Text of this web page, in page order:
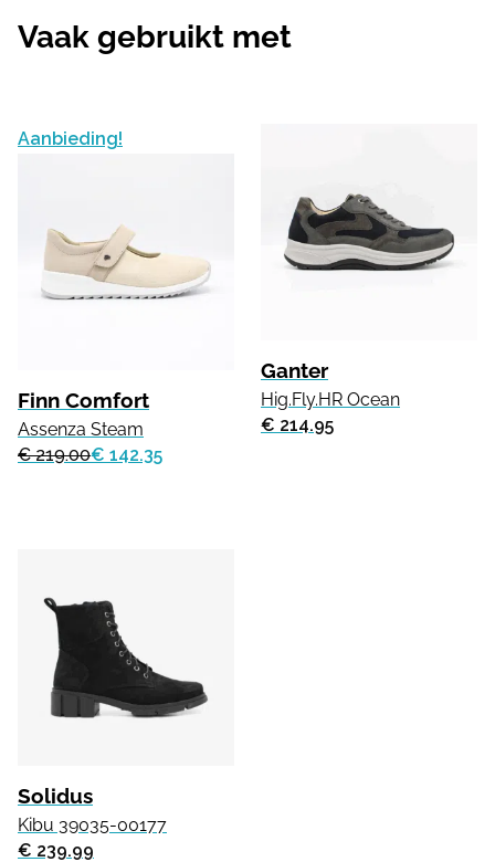
Vaak gebruikt met
Aanbieding!
Finn Comfort
Assenza Steam
€ 219.00€ 142.35
Ganter
Hig.Fly.HR Ocean
€ 214.95
Solidus
Kibu 39035-00177
€ 239.99